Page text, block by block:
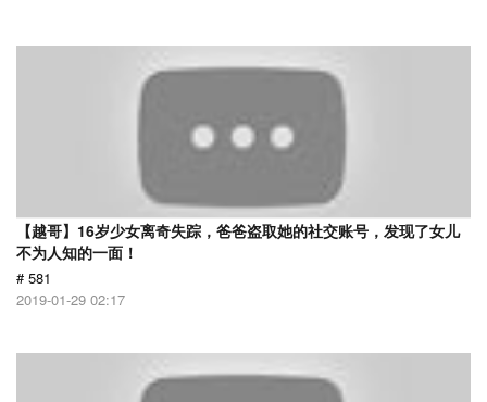
【越哥】16岁少女离奇失踪，爸爸盗取她的社交账号，发现了女儿
不为人知的一面！
# 581
2019-01-29 02:17